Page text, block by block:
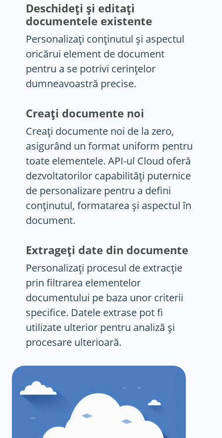
Deschideți și editați
documentele existente
Personalizați conținutul și aspectul
oricărui element de document
pentru a se potrivi cerințelor
dumneavoastră precise.
Creați documente noi
Creați documente noi de la zero,
asigurând un format uniform pentru
toate elementele. API-ul Cloud oferă
dezvoltatorilor capabilități puternice
de personalizare pentru a defini
conținutul, formatarea și aspectul în
document.
Extrageți date din documente
Personalizați procesul de extracție
prin filtrarea elementelor
documentului pe baza unor criterii
specifice. Datele extrase pot fi
utilizate ulterior pentru analiză și
procesare ulterioară.